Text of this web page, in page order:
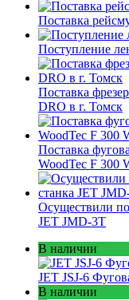
Поставка
Поступление
Поставка
DRO в г. Томск
Поставка
WoodTec F 300
Осуществили
JET JMD-3T
В наличии
JET JSJ-6
В наличии